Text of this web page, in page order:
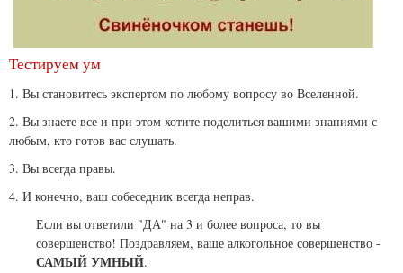
Тестируем ум
1. Вы становитесь экспертом по любому вопросу во Вселенной.
2. Вы знаете все и при этом хотите поделиться вашими знаниями с
любым, кто готов вас слушать.
3. Вы всегда правы.
4. И конечно, ваш собеседник всегда неправ.
Если вы ответили "ДА" на 3 и более вопроса, то вы
совершенство! Поздравляем, ваше алкогольное совершенство -
САМЫЙ УМНЫЙ.